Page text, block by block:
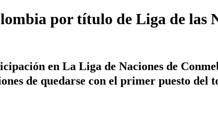
por título de Liga de las
en La Liga de Naciones de
de quedarse con el primer puesto del